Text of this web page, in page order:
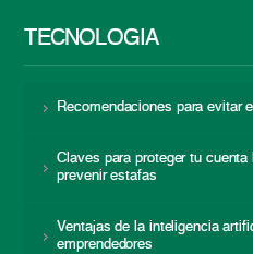
TECNOLOGÍA
Recomendaciones para evitar
Claves para proteger tu
prevenir estafas
Ventajas de la inteligencia
emprendedores